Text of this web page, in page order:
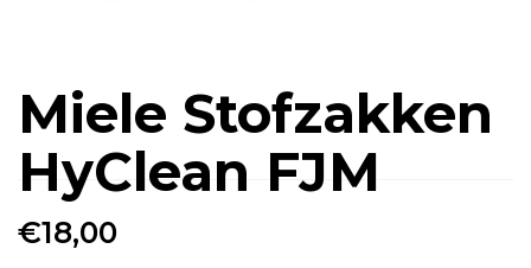
Miele Stofzakken
HyClean FJM
€18,00